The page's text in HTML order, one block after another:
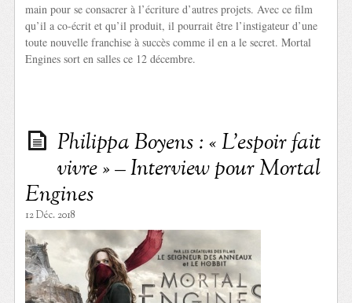
main pour se consacrer à l’écriture d’autres projets. Avec ce film
qu’il a co-écrit et qu’il produit, il pourrait être l’instigateur d’une
toute nouvelle franchise à succès comme il en a le secret. Mortal
Engines sort en salles ce 12 décembre.
Philippa Boyens : « L’espoir fait
vivre » – Interview pour Mortal
Engines
12 Déc. 2018